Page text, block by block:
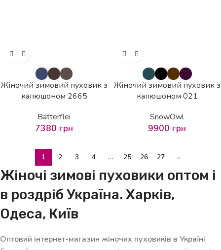
Жіночий зимовий пуховик з
капюшоном 2665
Batterflei
7380 грн
Жіночий зимовий пуховик з
капюшоном 021
SnowOwl
9900 грн
1 2 3 4 … 25 26 27 →
Жіночі зимові пуховики оптом і
в роздріб Україна. Харків,
Одеса, Київ
Оптовий інтернет-магазин жіночих пуховиків в Україні